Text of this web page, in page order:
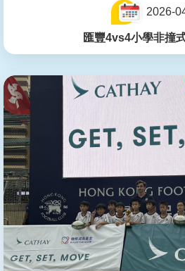
2026-
匯豐4vs4小學非撞